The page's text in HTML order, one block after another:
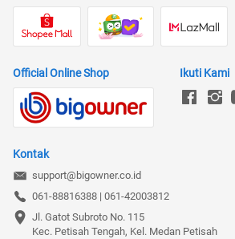
Official Online Shop Ikuti Kami
Kontak
support@bigowner.co.id
061-88816388 | 061-42003812
Jl. Gatot Subroto No. 115
Kec. Petisah Tengah, Kel. Medan Petisah